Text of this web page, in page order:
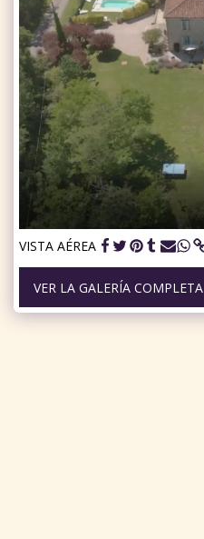
VISTA AÉREA
VER LA GALERÍA COMPLETA